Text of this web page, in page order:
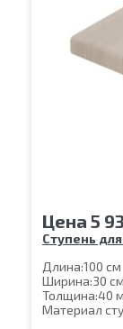
Цена 5
Ступень
Длина:100 см
Ширина:30 см
Толщина:40
Материал